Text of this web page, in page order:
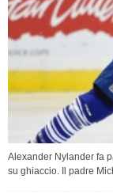
Alexander Nylander fa
su ghiaccio. Il padre